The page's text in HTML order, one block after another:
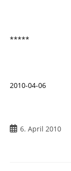
*****
2010-04-06
Beitrag6. April 2010